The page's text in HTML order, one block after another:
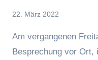
Von
22. März 2022
Am vergangenen
Besprechung vor Ort,